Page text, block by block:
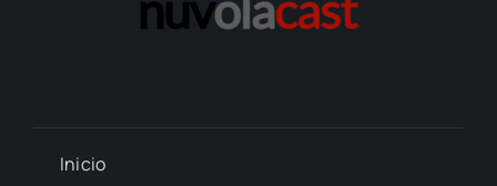
Inicio